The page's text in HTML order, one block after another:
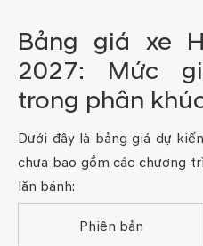
Bảng giá xe
2027: Mức
trong phân
Dưới đây là bảng giá dự
chưa bao gồm các chương
lăn bánh:
Phiên bản